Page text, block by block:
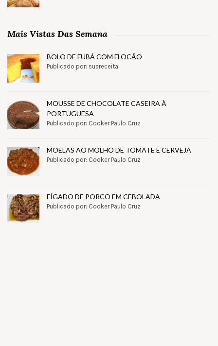
Mais Vistas Das Semana
BOLO DE FUBÁ COM FLOCÃO
Publicado por: suareceita
MOUSSE DE CHOCOLATE CASEIRA À
PORTUGUESA
Publicado por: Cooker Paulo Cruz
MOELAS AO MOLHO DE TOMATE E CERVEJA
Publicado por: Cooker Paulo Cruz
FÍGADO DE PORCO EM CEBOLADA
Publicado por: Cooker Paulo Cruz